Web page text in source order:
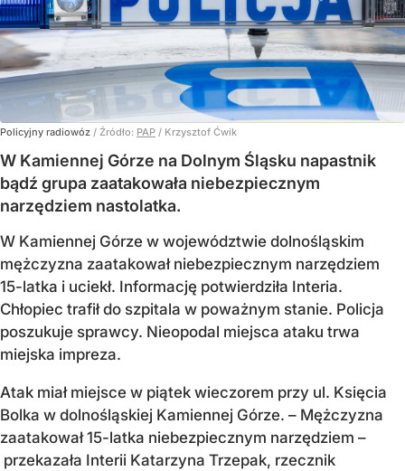
Policyjny radiowóz / Źródło: PAP / Krzysztof Ćwik
W Kamiennej Górze na Dolnym Śląsku napastnik
bądź grupa zaatakowała niebezpiecznym
narzędziem nastolatka.
W Kamiennej Górze w województwie dolnośląskim
mężczyzna zaatakował niebezpiecznym narzędziem
15-latka i uciekł. Informację potwierdziła Interia.
Chłopiec trafił do szpitala w poważnym stanie. Policja
poszukuje sprawcy. Nieopodal miejsca ataku trwa
miejska impreza.
Atak miał miejsce w piątek wieczorem przy ul. Księcia
Bolka w dolnośląskiej Kamiennej Górze. – Mężczyzna
zaatakował 15-latka niebezpiecznym narzędziem –
przekazała Interii Katarzyna Trzepak, rzecznik